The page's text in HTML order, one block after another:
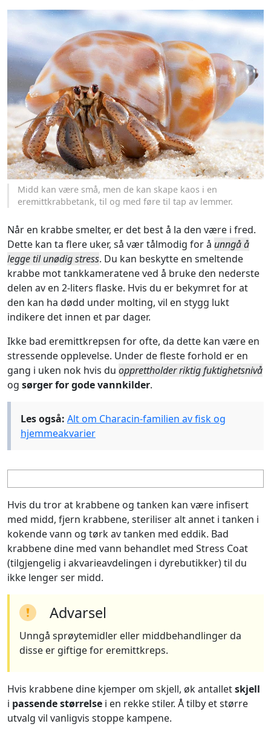
Midd kan være små, men de kan skape kaos i en
eremittkrabbetank, til og med føre til tap av lemmer.
Når en krabbe smelter, er det best å la den være i fred.
Dette kan ta flere uker, så vær tålmodig for å unngå å
legge til unødig stress. Du kan beskytte en smeltende
krabbe mot tankkameratene ved å bruke den nederste
delen av en 2-liters flaske. Hvis du er bekymret for at
den kan ha dødd under molting, vil en stygg lukt
indikere det innen et par dager.
Ikke bad eremittkrepsen for ofte, da dette kan være en
stressende opplevelse. Under de fleste forhold er en
gang i uken nok hvis du opprettholder riktig fuktighetsnivå
og sørger for gode vannkilder.
Les også: Alt om Characin-familien av fisk og
hjemmeakvarier
Hvis du tror at krabbene og tanken kan være infisert
med midd, fjern krabbene, steriliser alt annet i tanken i
kokende vann og tørk av tanken med eddik. Bad
krabbene dine med vann behandlet med Stress Coat
(tilgjengelig i akvarieavdelingen i dyrebutikker) til du
ikke lenger ser midd.
Advarsel
Unngå sprøytemidler eller middbehandlinger da
disse er giftige for eremittkreps.
Hvis krabbene dine kjemper om skjell, øk antalletskjell
i passende størrelse i en rekke stiler. Å tilby et større
utvalg vil vanligvis stoppe kampene.